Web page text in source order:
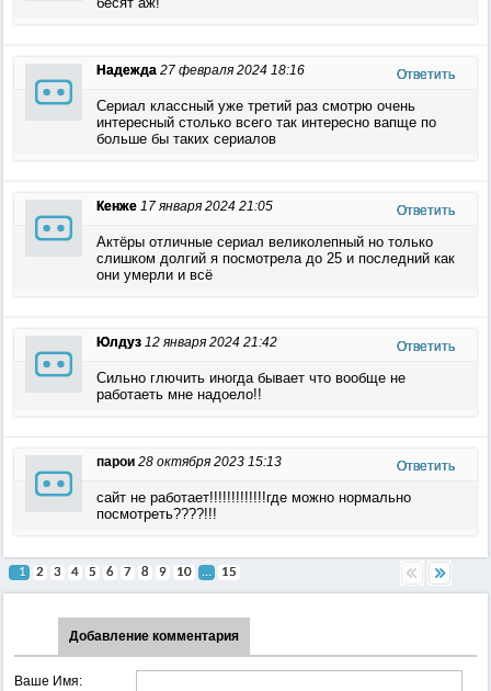
Надежда 27 февраля 2024 18:16 Ответить
Сериал классный уже третий раз смотрю очень
интересный столько всего так интересно вапще по
больше бы таких сериалов
Кенже 17 января 2024 21:05 Ответить
Актёры отличные сериал великолепный но только
слишком долгий я посмотрела до 25 и последний как
они умерли и всё
Юлдуз 12 января 2024 21:42 Ответить
Сильно глючить иногда бывает что вообще не
работаеть мне надоело!!
парои 28 октября 2023 15:13 Ответить
сайт не работает!!!!!!!!!!!!!где можно нормально
посмотреть????!!!
1 2 3 4 5 6 7 8 9 10 ... 15
Добавление комментария
Ваше Имя: